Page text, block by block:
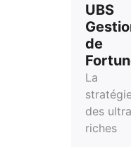
UBS
de
La
des
riches